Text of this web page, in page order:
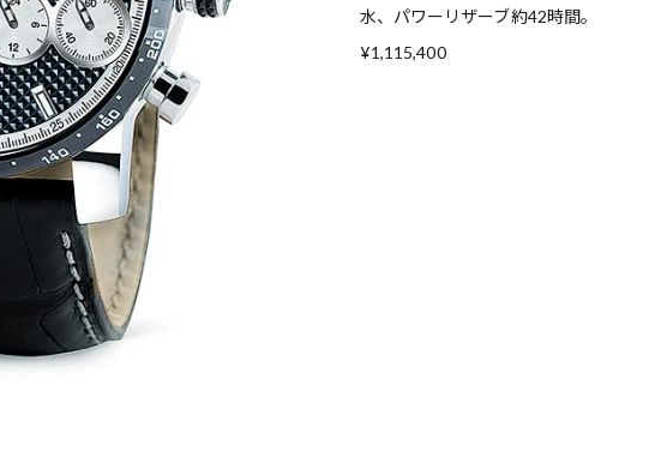
水、パワーリザーブ約42時間。
¥1,115,400